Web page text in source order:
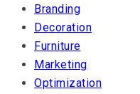
Branding
Decoration
Furniture
Marketing
Optimization